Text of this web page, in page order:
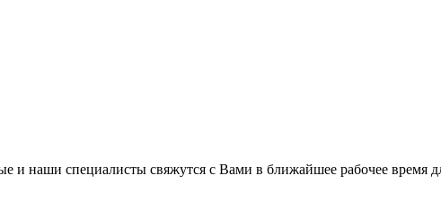
и наши специалисты свяжутся с Вами в ближайшее рабочее время